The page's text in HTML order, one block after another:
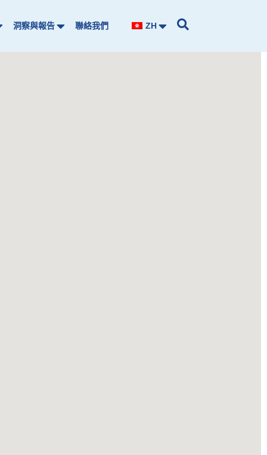
洞察與報告 聯絡我們 ZH